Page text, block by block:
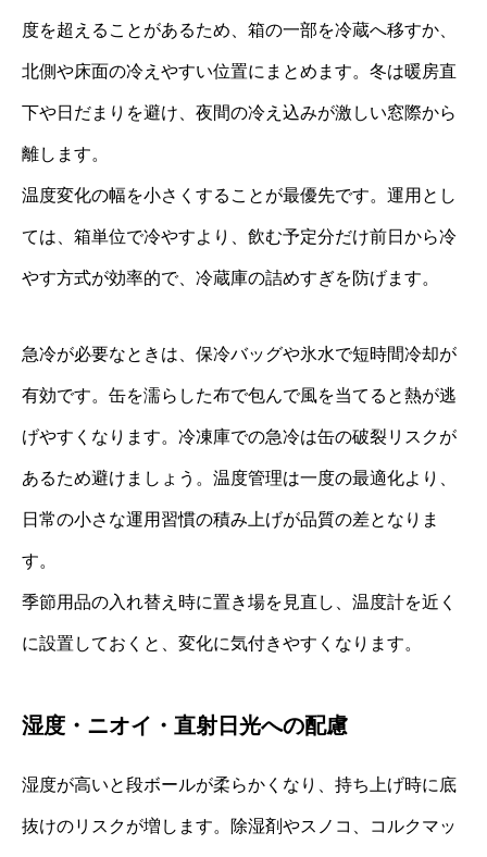
度を超えることがあるため、箱の一部を冷蔵へ移すか、
北側や床面の冷えやすい位置にまとめます。冬は暖房直
下や日だまりを避け、夜間の冷え込みが激しい窓際から
離します。
温度変化の幅を小さくすることが最優先です。運用とし
ては、箱単位で冷やすより、飲む予定分だけ前日から冷
やす方式が効率的で、冷蔵庫の詰めすぎを防げます。
急冷が必要なときは、保冷バッグや氷水で短時間冷却が
有効です。缶を濡らした布で包んで風を当てると熱が逃
げやすくなります。冷凍庫での急冷は缶の破裂リスクが
あるため避けましょう。温度管理は一度の最適化より、
日常の小さな運用習慣の積み上げが品質の差となりま
す。
季節用品の入れ替え時に置き場を見直し、温度計を近く
に設置しておくと、変化に気付きやすくなります。
湿度・ニオイ・直射日光への配慮
湿度が高いと段ボールが柔らかくなり、持ち上げ時に底
抜けのリスクが増します。除湿剤やスノコ、コルクマッ